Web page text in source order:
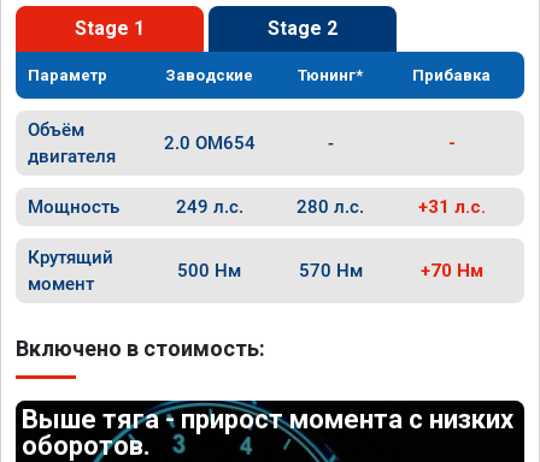
Stage 1 Stage 2
Параметр Заводские Тюнинг* Прибавка
Объём
двигателя
2.0 OM654 - -
Мощность 249 л.с. 280 л.с. +31 л.с.
Крутящий
момент
500 Нм 570 Нм +70 Нм
Включено в стоимость:
Выше тяга - прирост момента с низких
оборотов.